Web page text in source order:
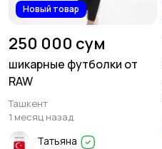
Купальники
Обувь
Новый товар
250 000 сум
шикарные футболки от
RAW
Ташкент
1 месяц назад
Татьяна